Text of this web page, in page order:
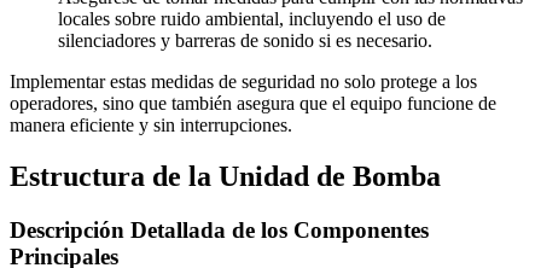
locales sobre ruido ambiental, incluyendo el uso de
silenciadores y barreras de sonido si es necesario.
Implementar estas medidas de seguridad no solo protege a los
operadores, sino que también asegura que el equipo funcione de
manera eficiente y sin interrupciones.
Estructura de la Unidad de Bomba
Descripción Detallada de los Componentes
Principales